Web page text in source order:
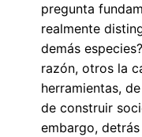
pregunta
realmente
demás
razón, otros la
herramientas,
de construir
embargo,